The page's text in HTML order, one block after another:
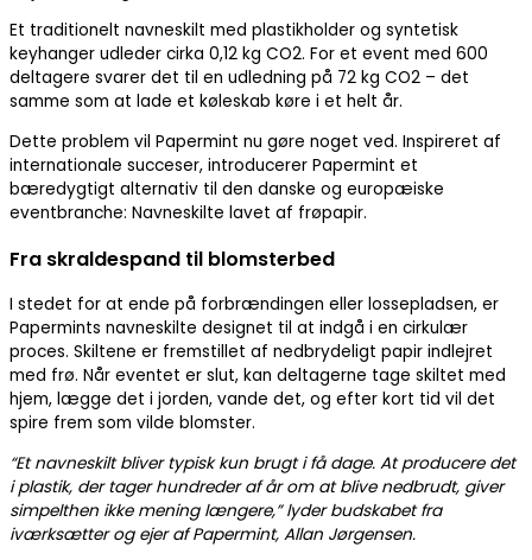
Et traditionelt navneskilt med plastikholder og syntetisk
keyhanger udleder cirka 0,12 kg CO2. For et event med 600
deltagere svarer det til en udledning på 72 kg CO2 – det
samme som at lade et køleskab køre i et helt år.
Dette problem vil Papermint nu gøre noget ved. Inspireret af
internationale succeser, introducerer Papermint et
bæredygtigt alternativ til den danske og europæiske
eventbranche: Navneskilte lavet af frøpapir.
Fra skraldespand til blomsterbed
I stedet for at ende på forbrændingen eller lossepladsen, er
Papermints navneskilte designet til at indgå i en cirkulær
proces. Skiltene er fremstillet af nedbrydeligt papir indlejret
med frø. Når eventet er slut, kan deltagerne tage skiltet med
hjem, lægge det i jorden, vande det, og efter kort tid vil det
spire frem som vilde blomster.
“Et navneskilt bliver typisk kun brugt i få dage. At producere det
i plastik, der tager hundreder af år om at blive nedbrudt, giver
simpelthen ikke mening længere,” lyder budskabet fra
iværksætter og ejer af Papermint, Allan Jørgensen.